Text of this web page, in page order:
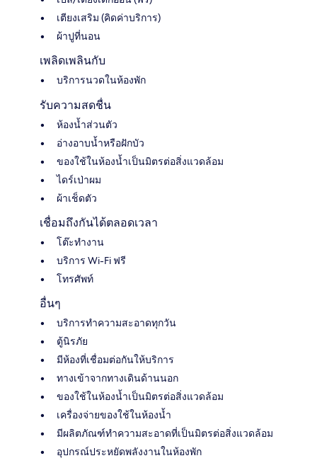
เตียงเสริม (คิดค่าบริการ)
ผ้าปูที่นอน
เพลิดเพลินกับ
บริการนวดในห้องพัก
รับความสดชื่น
ห้องน้ำส่วนตัว
อ่างอาบน้ำหรือฝักบัว
ของใช้ในห้องน้ำเป็นมิตรต่อสิ่งแวดล้อม
ไดร์เป่าผม
ผ้าเช็ดตัว
เชื่อมถึงกันได้ตลอดเวลา
โต๊ะทำงาน
บริการ Wi-Fi ฟรี
โทรศัพท์
อื่นๆ
บริการทำความสะอาดทุกวัน
ตู้นิรภัย
มีห้องที่เชื่อมต่อกันให้บริการ
ทางเข้าจากทางเดินด้านนอก
ของใช้ในห้องน้ำเป็นมิตรต่อสิ่งแวดล้อม
เครื่องจ่ายของใช้ในห้องน้ำ
มีผลิตภัณฑ์ทำความสะอาดที่เป็นมิตรต่อสิ่งแวดล้อม
อุปกรณ์ประหยัดพลังงานในห้องพัก